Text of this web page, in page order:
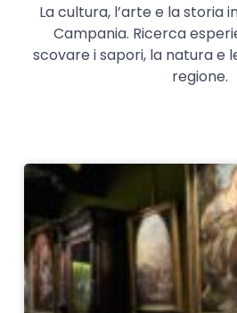
La cultura, l’arte e la storia
Campania. Ricerca
scovare i sapori, la natura e
regione.